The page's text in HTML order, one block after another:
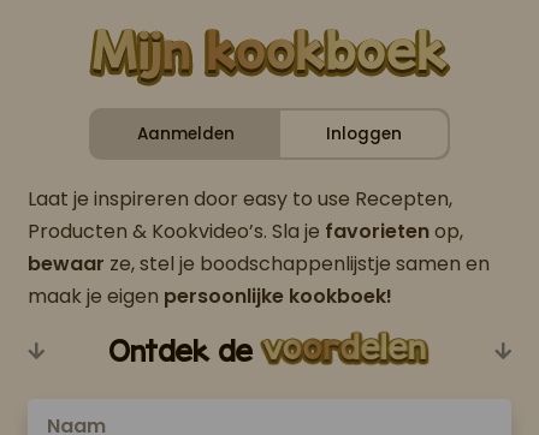
Aanmelden Inloggen
Laat je inspireren door easy to use Recepten,
Producten & Kookvideo’s. Sla je favorietenop,
bewaar ze, stel je boodschappenlijstje samen en
maak je eigen persoonlijke kookboek!
Ontdek de